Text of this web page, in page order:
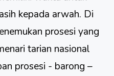
kepada arwah. Di
prosesi yang
tarian nasional
prosesi - barong –